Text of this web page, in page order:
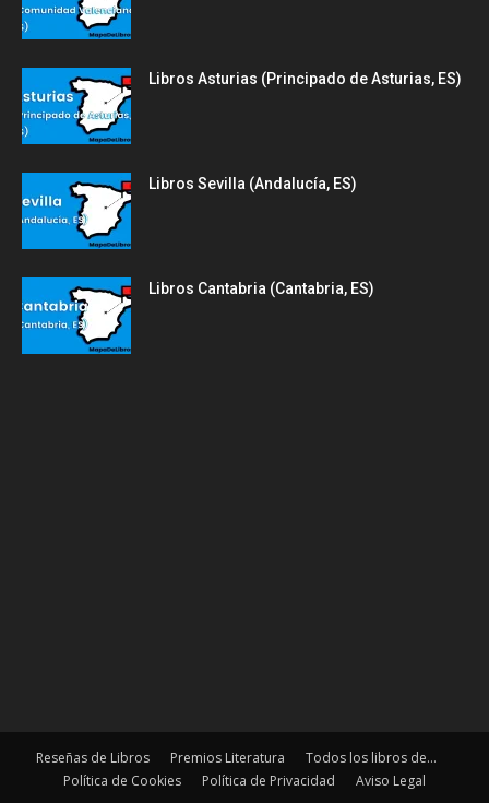
Libros Asturias (Principado de Asturias, ES)
Libros Sevilla (Andalucía, ES)
Libros Cantabria (Cantabria, ES)
Reseñas de Libros Premios Literatura
Todos los libros de…
Política de Cookies
Política de Privacidad Aviso Legal